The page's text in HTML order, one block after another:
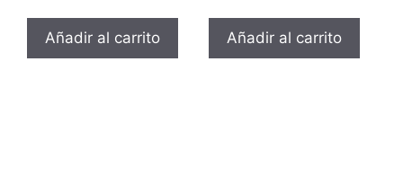
Añadir al carrito Añadir al carrito